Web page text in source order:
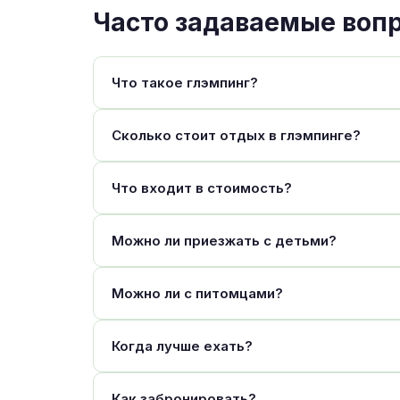
Часто задаваемые
Что такое глэмпинг?
Сколько стоит отдых в глэмпинге?
Что входит в стоимость?
Можно ли приезжать с детьми?
Можно ли с питомцами?
Когда лучше ехать?